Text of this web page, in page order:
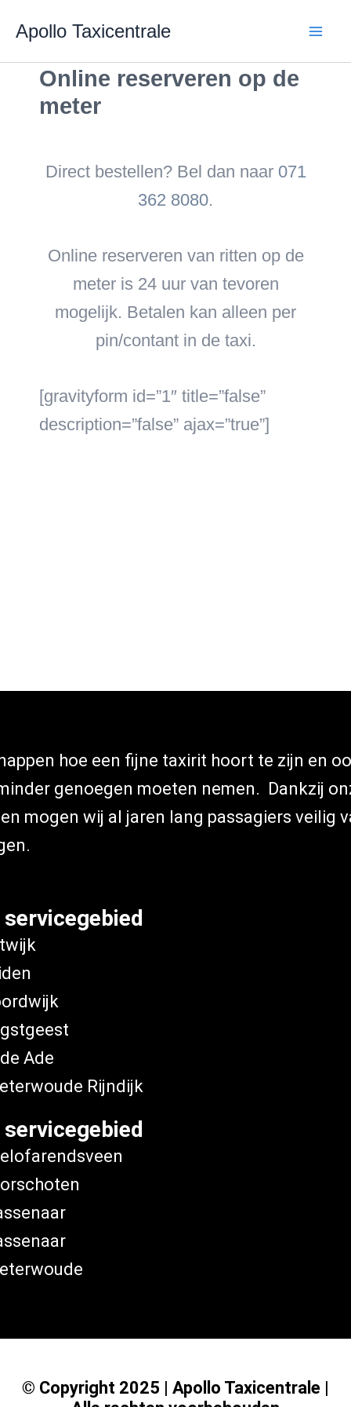
content
Apollo Taxicentrale
Online reserveren op de
meter
Direct bestellen? Bel dan naar 071
362 8080.
Online reserveren van ritten op de
meter is 24 uur van tevoren
mogelijk. Betalen kan alleen per
pin/contant in de taxi.
[gravityform id=”1″ title=”false”
description=”false” ajax=”true”]
hoe een fijne taxirit hoort te zijn en
genoegen moeten nemen. Dankzij
mogen wij al jaren lang passagiers veilig
servicegebied
Ade
Rijndijk
servicegebied
© Copyright 2025 | Apollo Taxicentrale |